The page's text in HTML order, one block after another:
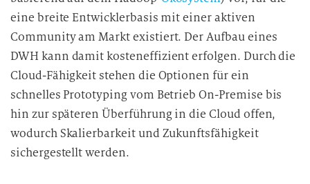
eine breite Entwicklerbasis mit einer aktiven
Community am Markt existiert. Der Aufbau eines
DWH kann damit kosteneffizient erfolgen. Durch die
Cloud-Fähigkeit stehen die Optionen für ein
schnelles Prototyping vom Betrieb On-Premise bis
hin zur späteren Überführung in die Cloud offen,
wodurch Skalierbarkeit und Zukunftsfähigkeit
sichergestellt werden.